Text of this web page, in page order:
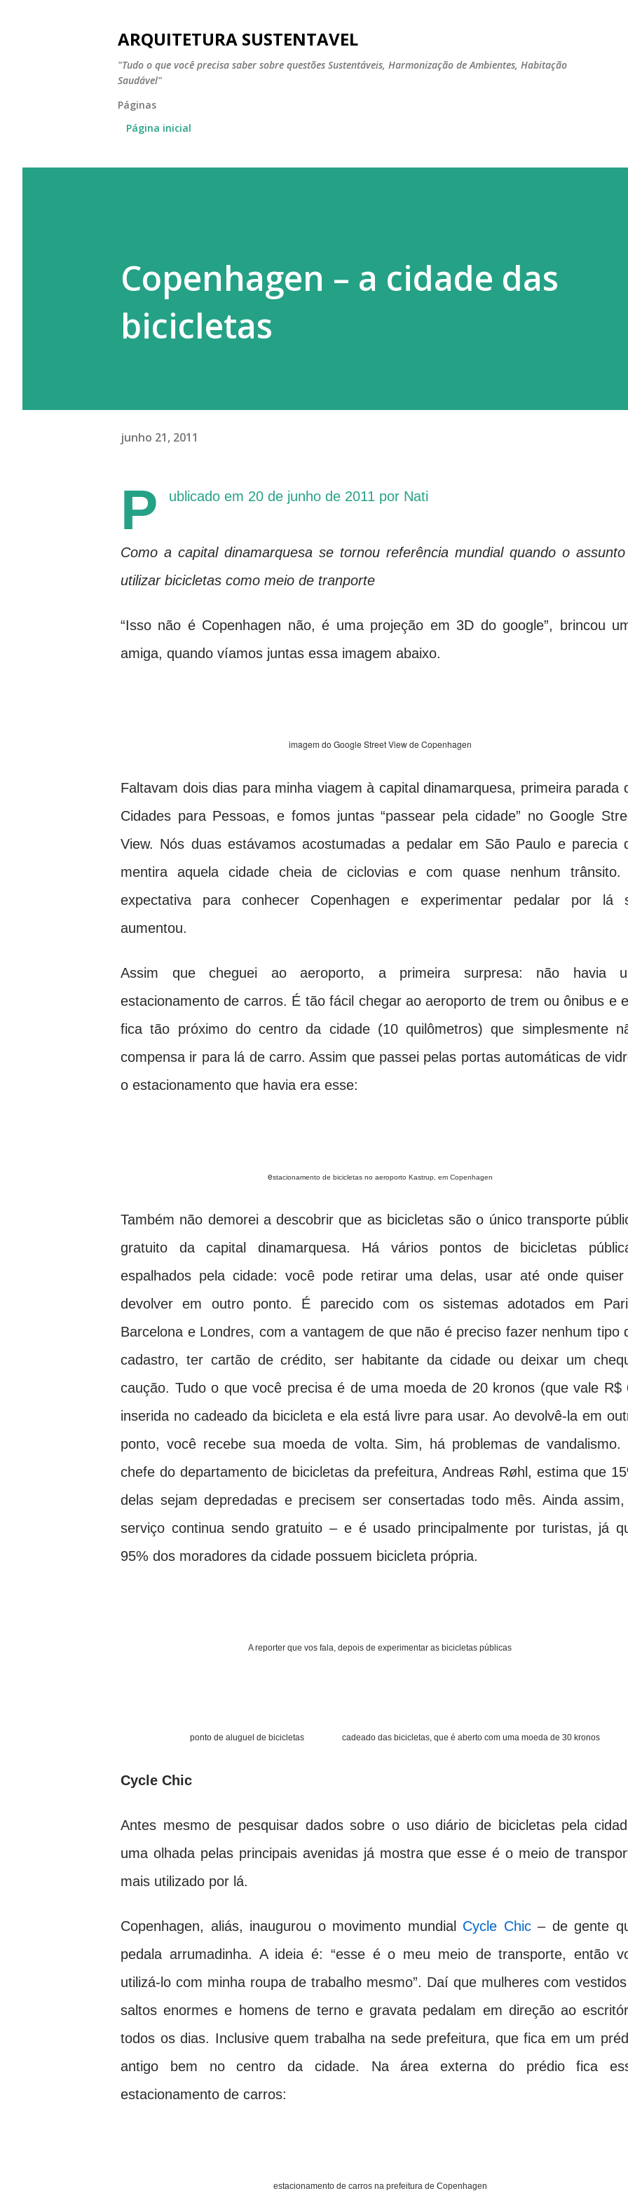
ARQUITETURA SUSTENTAVEL
"Tudo o que você precisa saber sobre questões Sustentáveis, Harmonização de Ambientes, Habitação
Saudável"
Páginas
Página inicial
Copenhagen – a cidade das
bicicletas
junho 21, 2011
P ublicado em 20 de junho de 2011 por Nati
Como a capital dinamarquesa se tornou referência mundial quando o
utilizar bicicletas como meio de tranporte
“Isso não é Copenhagen não, é uma projeção em 3D do google”, brincou
amiga, quando víamos juntas essa imagem abaixo.
imagem do Google Street View de Copenhagen
Faltavam dois dias para minha viagem à capital dinamarquesa, primeira parada
Cidades para Pessoas, e fomos juntas “passear pela cidade” no Google
View. Nós duas estávamos acostumadas a pedalar em São Paulo e parecia
mentira aquela cidade cheia de ciclovias e com quase nenhum trânsito.
expectativa para conhecer Copenhagen e experimentar pedalar por lá
aumentou.
Assim que cheguei ao aeroporto, a primeira surpresa: não havia
estacionamento de carros. É tão fácil chegar ao aeroporto de trem ou ônibus e
fica tão próximo do centro da cidade (10 quilômetros) que simplesmente
compensa ir para lá de carro. Assim que passei pelas portas automáticas de
o estacionamento que havia era esse:
estacionamento de bicicletas no aeroporto Kastrup, em Copenhagen
Também não demorei a descobrir que as bicicletas são o único transporte
gratuito da capital dinamarquesa. Há vários pontos de bicicletas
espalhados pela cidade: você pode retirar uma delas, usar até onde
devolver em outro ponto. É parecido com os sistemas adotados em
Barcelona e Londres, com a vantagem de que não é preciso fazer nenhum tipo
cadastro, ter cartão de crédito, ser habitante da cidade ou deixar um
caução. Tudo o que você precisa é de uma moeda de 20 kronos (que vale R$
inserida no cadeado da bicicleta e ela está livre para usar. Ao devolvê-la em
ponto, você recebe sua moeda de volta. Sim, há problemas de vandalismo.
chefe do departamento de bicicletas da prefeitura, Andreas Røhl, estima que
delas sejam depredadas e precisem ser consertadas todo mês. Ainda
serviço continua sendo gratuito – e é usado principalmente por turistas, já
95% dos moradores da cidade possuem bicicleta própria.
A reporter que vos fala, depois de experimentar as bicicletas públicas
ponto de aluguel de bicicletas cadeado das bicicletas, que é aberto com uma moeda de 30 kronos
Cycle Chic
Antes mesmo de pesquisar dados sobre o uso diário de bicicletas pela
uma olhada pelas principais avenidas já mostra que esse é o meio de
mais utilizado por lá.
Copenhagen, aliás, inaugurou o movimento mundial Cycle Chic– de gente
pedala arrumadinha. A ideia é: “esse é o meu meio de transporte, então
utilizá-lo com minha roupa de trabalho mesmo”. Daí que mulheres com
saltos enormes e homens de terno e gravata pedalam em direção ao
todos os dias. Inclusive quem trabalha na sede prefeitura, que fica em um
antigo bem no centro da cidade. Na área externa do prédio fica
estacionamento de carros:
estacionamento de carros na prefeitura de Copenhagen